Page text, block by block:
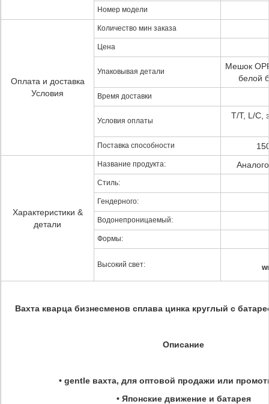
Номер модели
Оплата и доставка
Условия
Количество мин заказа
Цена
Упаковывая детали
Мешок
белой
Время доставки
Условия оплаты
T/T, L/C,
Поставка способности
Характеристики &
детали
Название продукта:
Стиль:
Гендерного:
Водонепроницаемый:
Формы:
Высокий свет:
Вахта кварца бизнесменов сплава цинка круглый с
Описание
• gentle вахта, для оптовой продажи или
• Японские движение и батарея